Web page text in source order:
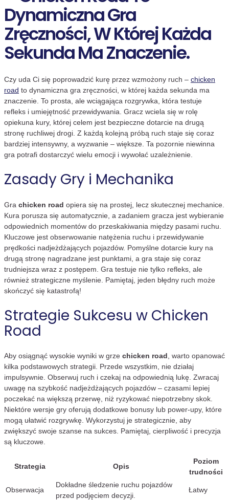
Dynamiczna Gra
Zręczności, W Której Każda
Sekunda Ma Znaczenie.
Czy uda Ci się poprowadzić kurę przez wzmożony ruch – chicken
road to dynamiczna gra zręczności, w której każda sekunda ma
znaczenie. To prosta, ale wciągająca rozgrywka, która testuje
refleks i umiejętność przewidywania. Gracz wciela się w rolę
opiekuna kury, której celem jest bezpieczne dotarcie na drugą
stronę ruchliwej drogi. Z każdą kolejną próbą ruch staje się coraz
bardziej intensywny, a wyzwanie – większe. Ta pozornie niewinna
gra potrafi dostarczyć wielu emocji i wywołać uzależnienie.
Zasady Gry i Mechanika
Gra chicken road opiera się na prostej, lecz skutecznej mechanice.
Kura porusza się automatycznie, a zadaniem gracza jest wybieranie
odpowiednich momentów do przeskakiwania między pasami ruchu.
Kluczowe jest obserwowanie natężenia ruchu i przewidywanie
prędkości nadjeżdżających pojazdów. Pomyślne dotarcie kury na
drugą stronę nagradzane jest punktami, a gra staje się coraz
trudniejsza wraz z postępem. Gra testuje nie tylko refleks, ale
również strategiczne myślenie. Pamiętaj, jeden błędny ruch może
skończyć się katastrofą!
Strategie Sukcesu w Chicken
Road
Aby osiągnąć wysokie wyniki w grze chicken road , warto opanować
kilka podstawowych strategii. Przede wszystkim, nie działaj
impulsywnie. Obserwuj ruch i czekaj na odpowiednią lukę. Zwracaj
uwagę na szybkość nadjeżdżających pojazdów – czasami lepiej
poczekać na większą przerwę, niż ryzykować niepotrzebny skok.
Niektóre wersje gry oferują dodatkowe bonusy lub power-upy, które
mogą ułatwić rozgrywkę. Wykorzystuj je strategicznie, aby
zwiększyć swoje szanse na sukces. Pamiętaj, cierpliwość i precyzja
są kluczowe.
Strategia Opis
Poziom
trudności
Obserwacja
Dokładne śledzenie ruchu pojazdów
przed podjęciem decyzji.
Łatwy